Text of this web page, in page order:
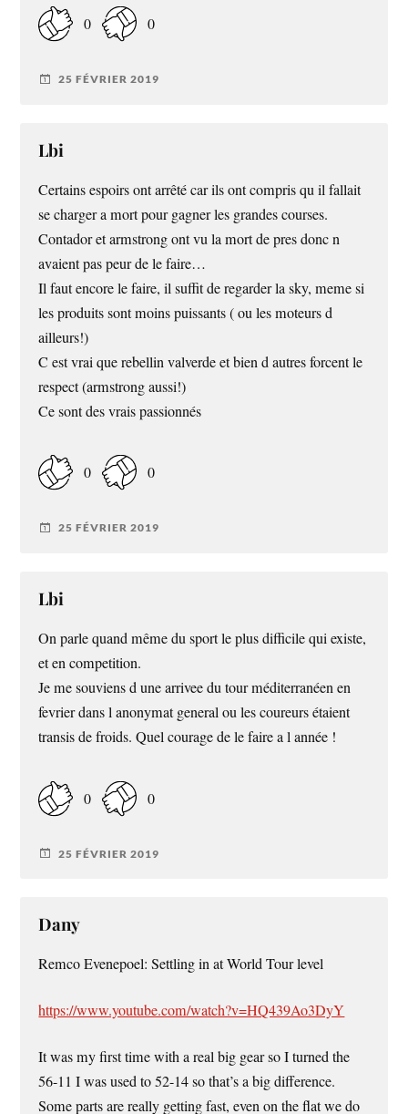
0 0
25 FÉVRIER 2019
Lbi
Certains espoirs ont arrêté car ils ont compris qu il fallait
se charger a mort pour gagner les grandes courses.
Contador et armstrong ont vu la mort de pres donc n
avaient pas peur de le faire…
Il faut encore le faire, il suffit de regarder la sky, meme si
les produits sont moins puissants ( ou les moteurs d
ailleurs!)
C est vrai que rebellin valverde et bien d autres forcent le
respect (armstrong aussi!)
Ce sont des vrais passionnés
0 0
25 FÉVRIER 2019
Lbi
On parle quand même du sport le plus difficile qui existe,
et en competition.
Je me souviens d une arrivee du tour méditerranéen en
fevrier dans l anonymat general ou les coureurs étaient
transis de froids. Quel courage de le faire a l année !
0 0
25 FÉVRIER 2019
Dany
Remco Evenepoel: Settling in at World Tour level
https://www.youtube.com/watch?v=HQ439Ao3DyY
It was my first time with a real big gear so I turned the
56-11 I was used to 52-14 so that’s a big difference.
Some parts are really getting fast, even on the flat we do